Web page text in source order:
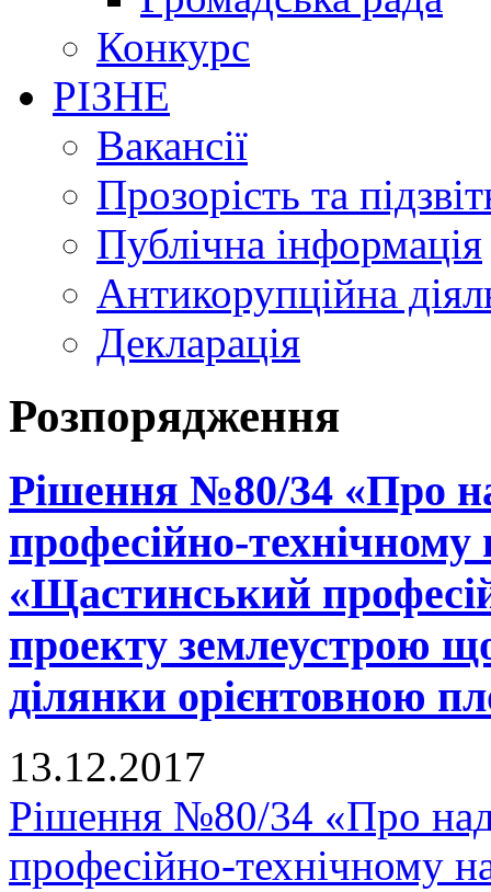
Конкурс
РІЗНЕ
Вакансії
Прозорість та
Публічна інформація
Антикорупційна
Декларація
Розпорядження
Рішення №80/34 «Про
професійно-
«Щастинський
проекту землеустрою
ділянки орієнтовною
13.12.2017
Рішення №80/34 «Про
професійно-технічному